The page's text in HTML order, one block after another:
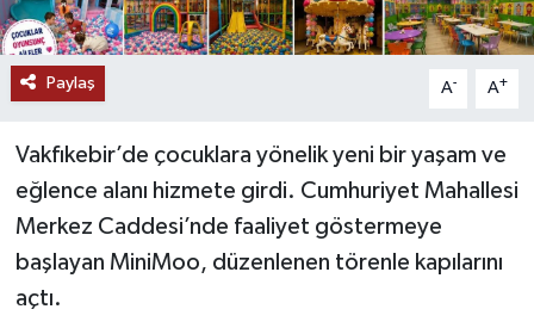
Paylaş A- A+
Vakfıkebir’de çocuklara yönelik yeni bir yaşam ve
eğlence alanı hizmete girdi. Cumhuriyet Mahallesi
Merkez Caddesi’nde faaliyet göstermeye
başlayan MiniMoo, düzenlenen törenle kapılarını
açtı.